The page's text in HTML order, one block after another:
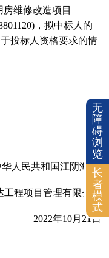
维修改造项目
) ， 拟中标人的
投标人资格要求的情
人民共和国江阴海关
工程项目管理有限公司
2022年10月 21日
无
障
碍
浏
览
长
者
模
式